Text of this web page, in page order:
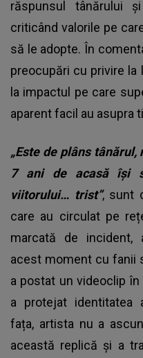
răspunsul tânărului
criticând valorile pe
să le adopte. În
preocupări cu privire
la impactul pe care
aparent facil au asupra
„Este de plâns tânărul,
7 ani de acasă își
viitorului… trist”, sunt
care au circulat pe
marcată de incident,
acest moment cu fanii
a postat un videoclip în
a protejat identitatea
fața, artista nu a
această replică și a